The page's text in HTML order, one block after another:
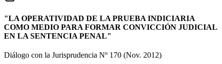
"LA OPERATIVIDAD DE LA PRUEBA INDICIARIA
COMO MEDIO PARA FORMAR CONVICCIÓN JUDICIAL
EN LA SENTENCIA PENAL"
Diálogo con la Jurisprudencia Nº 170 (Nov. 2012)